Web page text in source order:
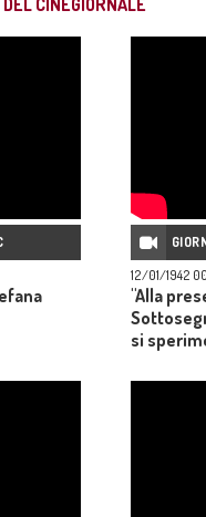
CINEGIORNALE
12/01/1942
"Alla
si